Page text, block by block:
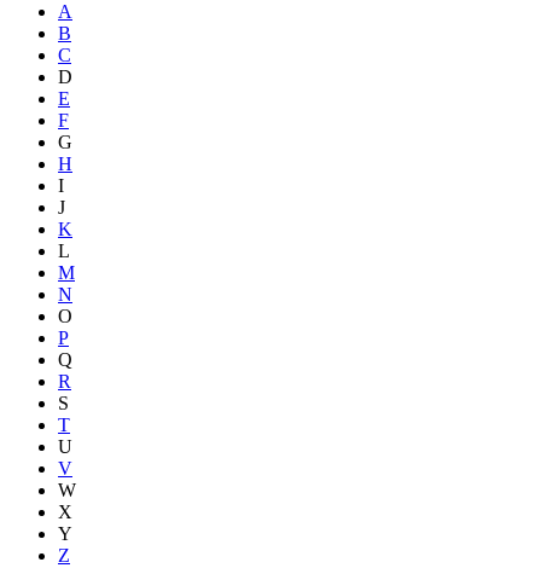
A
B
C
D
E
F
G
H
I
J
K
L
M
N
O
P
Q
R
S
T
U
V
W
X
Y
Z